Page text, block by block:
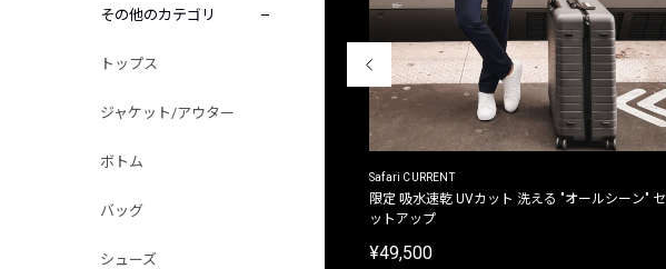
その他のカテゴリ
トップス
ジャケット/アウター
ボトム
バッグ
シューズ
Safari CURRENT
限定 吸水速乾 UVカット 洗える "オールシーン" セ
ットアップ
¥49,500